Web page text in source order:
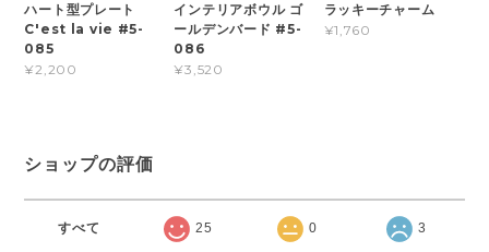
ハート型プレート
C'est la vie #5-
085
¥2,200
インテリアボウル ゴ
ールデンバード #5-
086
¥3,520
ラッキーチャーム
¥1,760
ショップの評価
すべて 25 0 3